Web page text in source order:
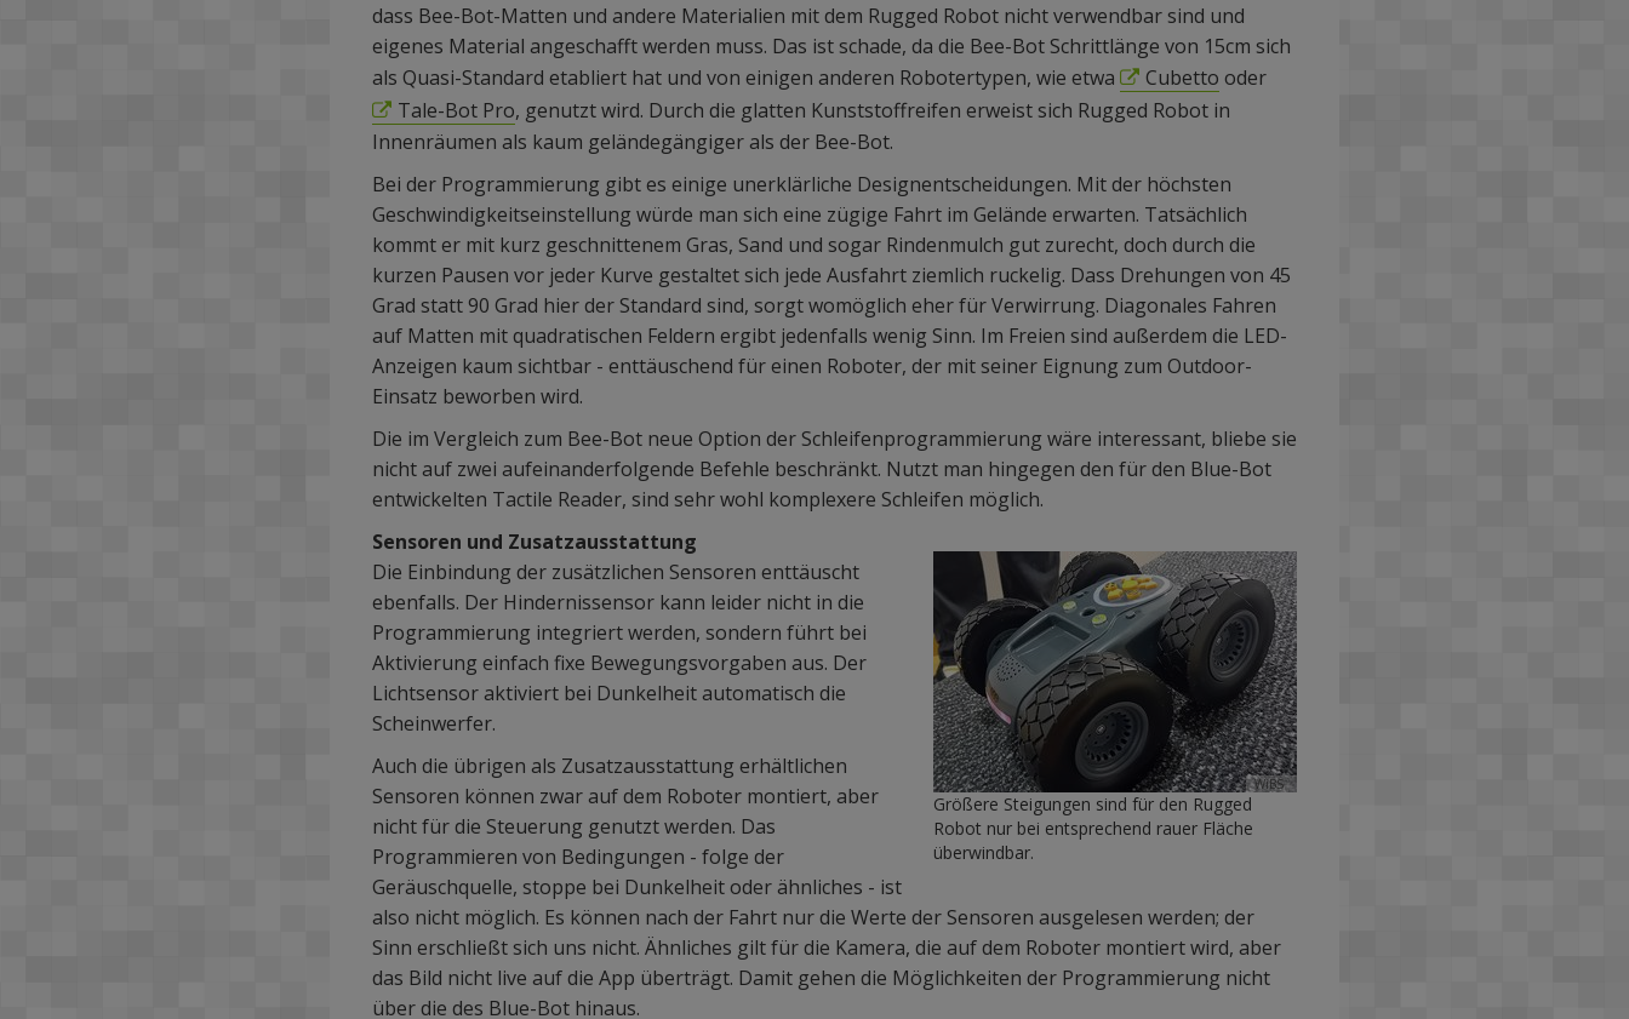
dass Bee-Bot-Matten und andere Materialien mit dem Rugged Robot nicht verwendbar sind und
eigenes Material angeschafft werden muss. Das ist schade, da die Bee-Bot Schrittlänge von 15cm sich
als Quasi-Standard etabliert hat und von einigen anderen Robotertypen, wie etwa
Cubetto oder
Tale-Bot Pro, genutzt wird. Durch die glatten Kunststoffreifen erweist sich Rugged Robot in
Innenräumen als kaum geländegängiger als der Bee-Bot.
Bei der Programmierung gibt es einige unerklärliche Designentscheidungen. Mit der höchsten
Geschwindigkeitseinstellung würde man sich eine zügige Fahrt im Gelände erwarten. Tatsächlich
kommt er mit kurz geschnittenem Gras, Sand und sogar Rindenmulch gut zurecht, doch durch die
kurzen Pausen vor jeder Kurve gestaltet sich jede Ausfahrt ziemlich ruckelig. Dass Drehungen von 45
Grad statt 90 Grad hier der Standard sind, sorgt womöglich eher für Verwirrung. Diagonales Fahren
auf Matten mit quadratischen Feldern ergibt jedenfalls wenig Sinn. Im Freien sind außerdem die LED-
Anzeigen kaum sichtbar - enttäuschend für einen Roboter, der mit seiner Eignung zum Outdoor-
Einsatz beworben wird.
Die im Vergleich zum Bee-Bot neue Option der Schleifenprogrammierung wäre interessant, bliebe sie
nicht auf zwei aufeinanderfolgende Befehle beschränkt. Nutzt man hingegen den für den Blue-Bot
entwickelten Tactile Reader, sind sehr wohl komplexere Schleifen möglich.
WiBS
Größere Steigungen sind für den Rugged
Robot nur bei entsprechend rauer Fläche
überwindbar.
Sensoren und Zusatzausstattung
Die Einbindung der zusätzlichen Sensoren enttäuscht
ebenfalls. Der Hindernissensor kann leider nicht in die
Programmierung integriert werden, sondern führt bei
Aktivierung einfach fixe Bewegungsvorgaben aus. Der
Lichtsensor aktiviert bei Dunkelheit automatisch die
Scheinwerfer.
Auch die übrigen als Zusatzausstattung erhältlichen
Sensoren können zwar auf dem Roboter montiert, aber
nicht für die Steuerung genutzt werden. Das
Programmieren von Bedingungen - folge der
Geräuschquelle, stoppe bei Dunkelheit oder ähnliches - ist
also nicht möglich. Es können nach der Fahrt nur die Werte der Sensoren ausgelesen werden; der
Sinn erschließt sich uns nicht. Ähnliches gilt für die Kamera, die auf dem Roboter montiert wird, aber
das Bild nicht live auf die App überträgt. Damit gehen die Möglichkeiten der Programmierung nicht
über die des Blue-Bot hinaus.